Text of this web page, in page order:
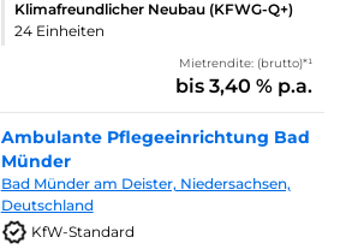
Klimafreundlicher Neubau (KFWG-Q+)
24 Einheiten
Mietrendite: (brutto)*¹
bis 3,40 % p.a.
Ambulante Pflegeeinrichtung Bad
Münder
Bad Münder am Deister, Niedersachsen,
Deutschland
KfW-Standard